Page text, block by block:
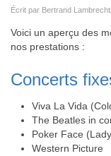
Écrit par Bertrand
Voici un aperçu des
nos prestations :
Concerts
Viva La Vida
The Beatles in
Poker Face
Western Picture